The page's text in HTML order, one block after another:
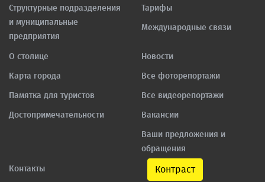
Структурные подразделения
и муниципальные
предприятия
Тарифы
Международные связи
О столице
Карта города
Памятка для туристов
Достопримечательности
Новости
Все фоторепортажи
Все видеорепортажи
Вакансии
Ваши предложения и
обращения
Контакты Контраст